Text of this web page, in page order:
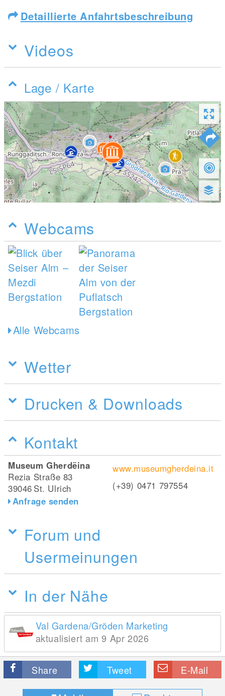
Detaillierte Anfahrtsbeschreibung
Videos
Lage / Karte
Webcams
Alle Webcams
Wetter
Drucken & Downloads
Kontakt
Museum Gherdëina
Rezia Straße 83
39046 St. Ulrich
Anfrage senden
www.museumgherdeina.it
(+39) 0471 797554
Forum und
Usermeinungen
In der Nähe
Val Gardena/Gröden Marketing
aktualisiert am 9 Apr 2026
Share Tweet E-Mail